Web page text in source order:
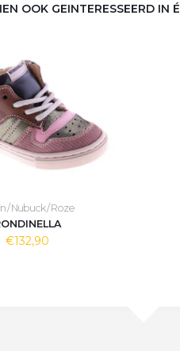
OOK GEINTERESSEERD IN
/ Nubuck / Roze
€132,90